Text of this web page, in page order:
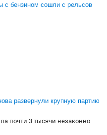
с бензином сошли с рельсов
развернули крупную партию
почти 3 тысячи незаконно